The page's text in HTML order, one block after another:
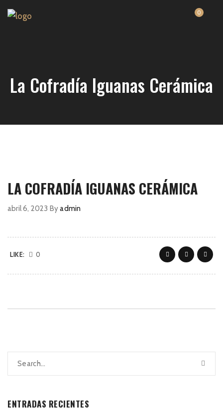
0
La Cofradía Iguanas Cerámica
LA COFRADÍA IGUANAS CERÁMICA
abril 6, 2023 Byadmin
LIKE: 0
ENTRADAS RECIENTES